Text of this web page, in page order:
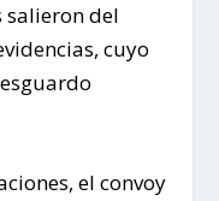
salieron del
cuyo
el convoy